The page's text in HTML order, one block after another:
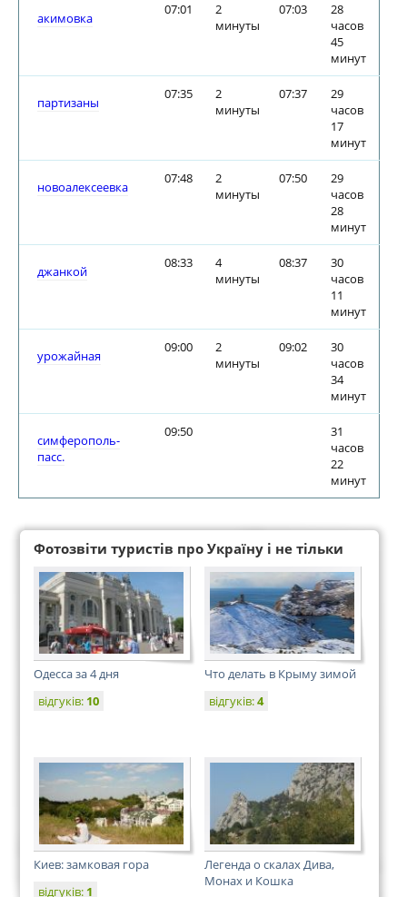
акимовка
07:01
2
минуты
07:03
28
часов
45
минут
партизаны
07:35
2
минуты
07:37
29
часов
17
минут
новоалексеевка
07:48
2
минуты
07:50
29
часов
28
минут
джанкой
08:33
4
минуты
08:37
30
часов
11
минут
урожайная
09:00
2
минуты
09:02
30
часов
34
минут
симферополь-
пасс.
09:50
31
часов
22
минут
Фотозвіти туристів про Україну і не тільки
Одесса за 4 дня
відгуків: 10
Что делать в Крыму зимой
відгуків:4
Киев: замковая гора
відгуків: 1
Легенда о скалах Дива,
Монах и Кошка